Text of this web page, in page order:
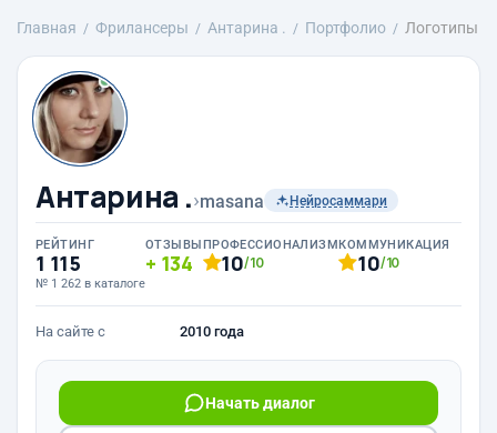
Главная Фрилансеры Антарина . Портфолио Логотипы
Антарина .›masana Нейросаммари
РЕЙТИНГ
1 115
№ 1 262 в каталоге
ОТЗЫВЫ
134
ПРОФЕССИОНАЛИЗМ
10/10
КОММУНИКАЦИЯ
10/10
На сайте с 2010 года
Начать диалог